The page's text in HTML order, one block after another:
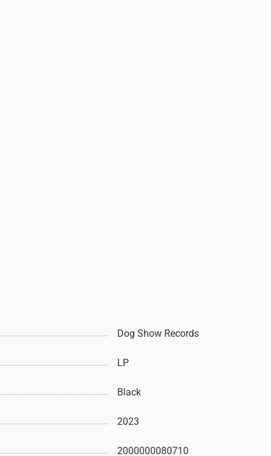
Dog Show Records
LP
Black
2023
2000000080710